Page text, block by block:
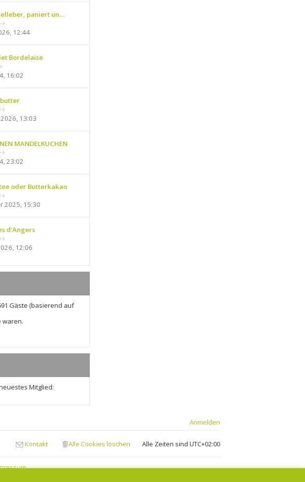
a
B
i
a
u
e
B
a
paniert un…
N
u
e
B
i
a
12:44
Bordelaise
u
e
s
t
B
e
i
a
g
16:02
N
u
e
t
B
i
a
13:03
MANDELKUCHEN
N
u
e
t
B
i
r
23:02
oder Butterkakao
N
u
e
t
r
B
r
a
2025, 15:30
d'Angers
N
u
e
r
e
r
12:06
Gäste (basierend auf
waren.
Mitglied:
Anmelden
Alle Zeiten sind UTC+02:00
Alle Cookies löschen
Kontakt